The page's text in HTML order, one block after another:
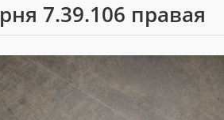
7.39.106 правая